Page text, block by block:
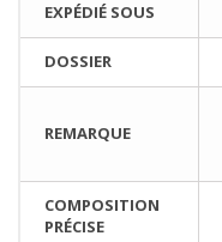
EXPÉDIÉ SOUS
DOSSIER
REMARQUE
COMPOSITION
PRÉCISE